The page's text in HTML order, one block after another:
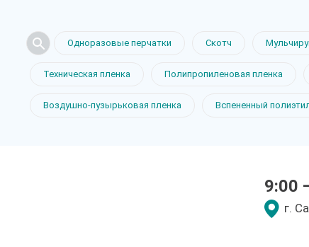
Одноразовые перчатки Скотч
Техническая пленка Полипропиленовая пленка
Воздушно-пузырьковая пленка Вспененный
9:00
г.
только приятные